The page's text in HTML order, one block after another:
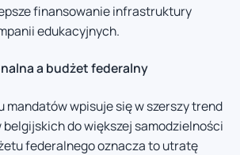
finansowanie infrastruktury
edukacyjnych.
a budżet federalny
mandatów wpisuje się w szerszy trend
do większej samodzielności
federalnego oznacza to utratę